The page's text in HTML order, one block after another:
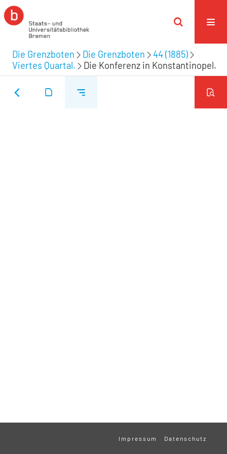
Die Grenzboten Die Grenzboten
44 (1885)
Viertes Quartal.
Die Konferenz in Konstantinopel.
Impressum Datenschutz